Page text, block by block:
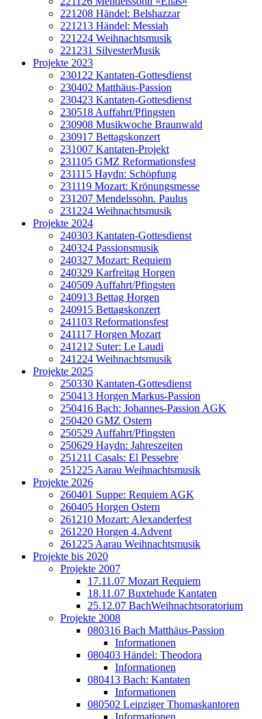
221208 Händel: Belshazzar
221213 Händel: Messiah
221224 Weihnachtsmusik
221231 SilvesterMusik
Projekte 2023
230122 Kantaten-Gottesdienst
230402 Matthäus-Passion
230423 Kantaten-Gottesdienst
230518 Auffahrt/Pfingsten
230908 Musikwoche Braunwald
230917 Bettagskonzert
231007 Kantaten-Projekt
231105 GMZ Reformationsfest
231115 Haydn: Schöpfung
231119 Mozart: Krönungsmesse
231207 Mendelssohn. Paulus
231224 Weihnachtsmusik
Projekte 2024
240303 Kantaten-Gottesdienst
240324 Passionsmusik
240327 Mozart: Requiem
240329 Karfreitag Horgen
240509 Auffahrt/Pfingsten
240913 Bettag Horgen
240915 Bettagskonzert
241103 Reformationsfest
241117 Horgen Mozart
241212 Suter: Le Laudi
241224 Weihnachtsmusik
Projekte 2025
250330 Kantaten-Gottesdienst
250413 Horgen Markus-Passion
250416 Bach: Johannes-Passion AGK
250420 GMZ Ostern
250529 Auffahrt/Pfingsten
250629 Haydn: Jahreszeiten
251211 Casals: El Pessebre
251225 Aarau Weihnachtsmusik
Projekte 2026
260401 Suppe: Requiem AGK
260405 Horgen Ostern
261210 Mozart: Alexanderfest
261220 Horgen 4.Advent
261225 Aarau Weihnachtsmusik
Projekte bis 2020
Projekte 2007
17.11.07 Mozart Requiem
18.11.07 Buxtehude Kantaten
25.12.07 BachWeihnachtsoratorium
Projekte 2008
080316 Bach Matthäus-Passion
Informationen
080403 Händel: Theodora
Informationen
080413 Bach: Kantaten
Informationen
080502 Leipziger Thomaskantoren
Informationen